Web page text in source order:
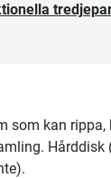
som kan rippa,
Hårddisk